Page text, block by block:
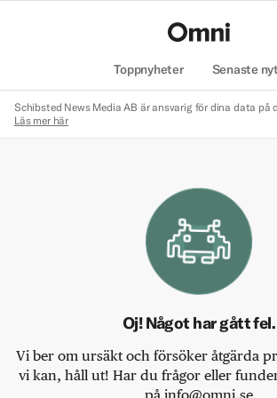
Toppnyheter Senaste
Schibsted News Media AB är ansvarig för dina data på
Läs mer här
Oj! Något har gått fel.
Vi ber om ursäkt och försöker åtgärda
vi kan, håll ut! Har du frågor eller